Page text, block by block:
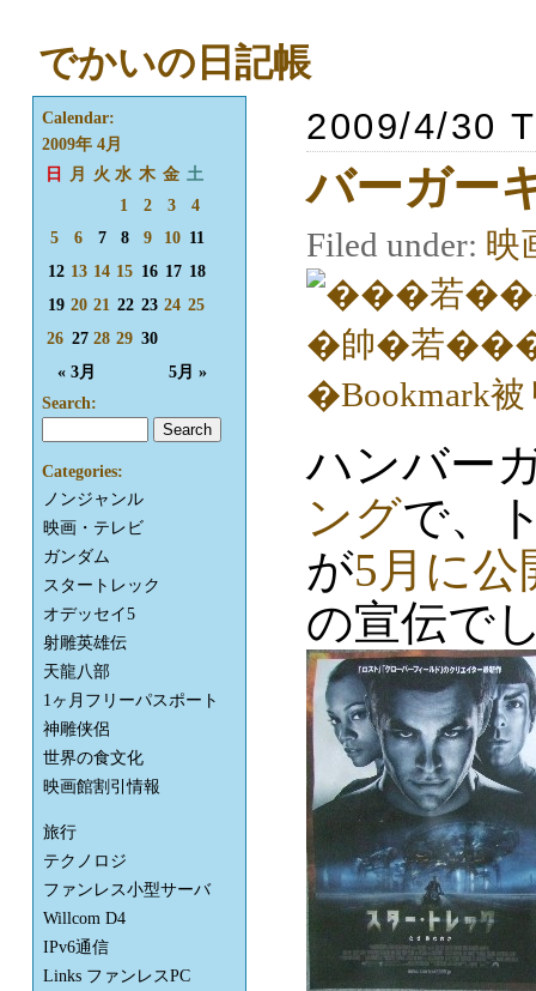
でかいの日記帳
2009/4/30
バーガー
Filed under: 映
ハンバー
ングで、
が5月に
の宣伝で
Calendar:
2009年 4月
日
月 火 水 木 金 土
« 3月 5月 »
1 2 3
4
5
6 7 8 9 10 11
12 13 14 15 16 17 18
19 20 21 22 23 24 25
26 27 28 29 30
Search:
Categories:
ノンジャンル
映画・テレビ
ガンダム
スタートレック
オデッセイ5
射雕英雄伝
天龍八部
1ヶ月フリーパスポート
神雕侠侶
世界の食文化
映画館割引情報
旅行
テクノロジ
ファンレス小型サーバ
Willcom D4
IPv6通信
Links ファンレスPC